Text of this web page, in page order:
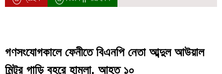
গণসংযোগকালে ফেনীতে বিএনপি নেতা আব্দুল আউয়াল
মিন্টুর গাড়ি বহরে হামলা, আহত ১০